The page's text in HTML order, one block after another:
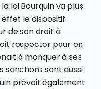
loi Bourquin va plus
le dispositif
de son droit à
respecter pour en
à manquer à ses
sanctions sont aussi
prévoit également